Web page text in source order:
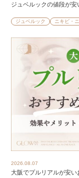
ジュベルックの値段が
ジュベルック ニキビ・
2026.08.07
大阪でプルリアルが安